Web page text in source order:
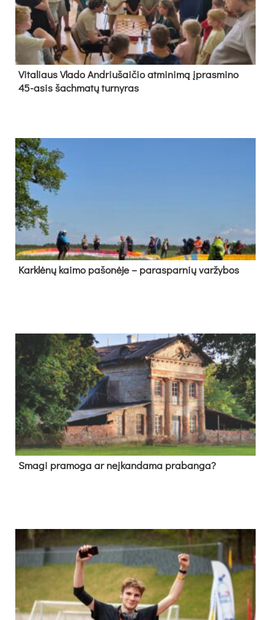
Vi­ta­liaus Vla­do And­riu­šai­čio at­mi­ni­mą įpras­mi­no
45-asis šach­ma­tų tur­ny­ras
Kark­lė­nų kai­mo pa­šo­nė­je – pa­ras­par­nių var­žy­bos
Sma­gi pra­mo­ga ar neį­kan­da­ma pra­ban­ga?